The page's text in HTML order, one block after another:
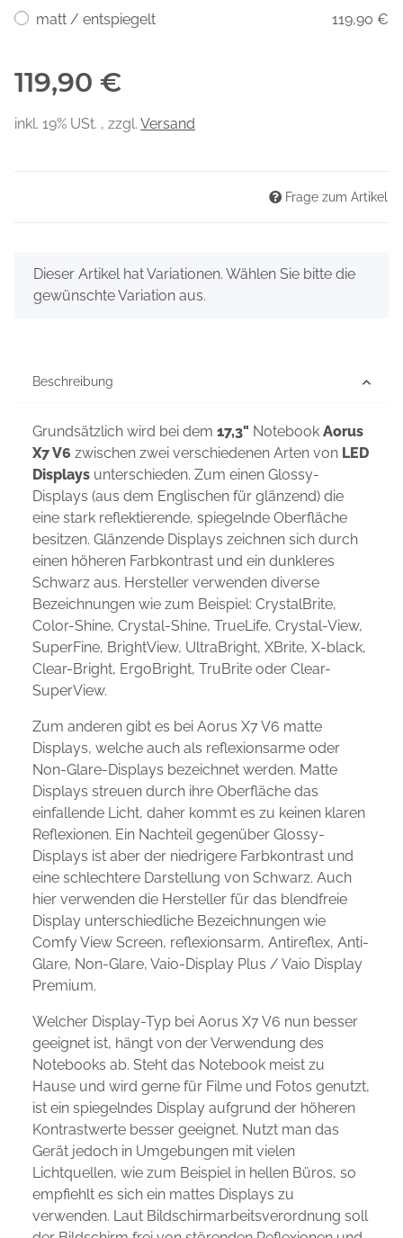
matt / entspiegelt
119,90 €
119,90 €
inkl. 19% USt. , zzgl. Versand
Frage zum Artikel
x
Dieser Artikel hat Variationen. Wählen Sie bitte die
gewünschte Variation aus.
Beschreibung
Grundsätzlich wird bei dem 17,3" Notebook Aorus
X7 V6 zwischen zwei verschiedenen Arten von LED
Displays unterschieden. Zum einen Glossy-
Displays (aus dem Englischen für glänzend) die
eine stark reflektierende, spiegelnde Oberfläche
besitzen. Glänzende Displays zeichnen sich durch
einen höheren Farbkontrast und ein dunkleres
Schwarz aus. Hersteller verwenden diverse
Bezeichnungen wie zum Beispiel: CrystalBrite,
Color-Shine, Crystal-Shine, TrueLife, Crystal-View,
SuperFine, BrightView, UltraBright, XBrite, X-black,
Clear-Bright, ErgoBright, TruBrite oder Clear-
SuperView.
Zum anderen gibt es bei Aorus X7 V6 matte
Displays, welche auch als reflexionsarme oder
Non-Glare-Displays bezeichnet werden. Matte
Displays streuen durch ihre Oberfläche das
einfallende Licht, daher kommt es zu keinen klaren
Reflexionen. Ein Nachteil gegenüber Glossy-
Displays ist aber der niedrigere Farbkontrast und
eine schlechtere Darstellung von Schwarz. Auch
hier verwenden die Hersteller für das blendfreie
Display unterschiedliche Bezeichnungen wie
Comfy View Screen, reflexionsarm, Antireflex, Anti-
Glare, Non-Glare, Vaio-Display Plus / Vaio Display
Premium.
Welcher Display-Typ bei Aorus X7 V6 nun besser
geeignet ist, hängt von der Verwendung des
Notebooks ab. Steht das Notebook meist zu
Hause und wird gerne für Filme und Fotos genutzt,
ist ein spiegelndes Display aufgrund der höheren
Kontrastwerte besser geeignet. Nutzt man das
Gerät jedoch in Umgebungen mit vielen
Lichtquellen, wie zum Beispiel in hellen Büros, so
empfiehlt es sich ein mattes Displays zu
verwenden. Laut Bildschirmarbeitsverordnung soll